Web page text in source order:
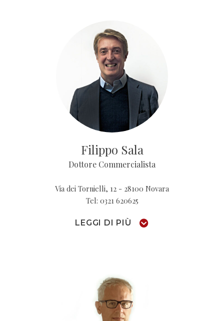
Filippo Sala
Dottore Commercialista
Via dei Tornielli, 12 - 28100 Novara
Tel: 0321 620625
LEGGI DI PIÙ